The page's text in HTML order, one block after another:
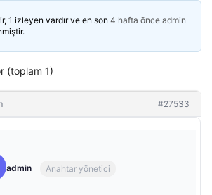
1 izleyen vardır ve en son 4 hafta önce admin
(toplam 1)
#27533
admin Anahtar yönetici